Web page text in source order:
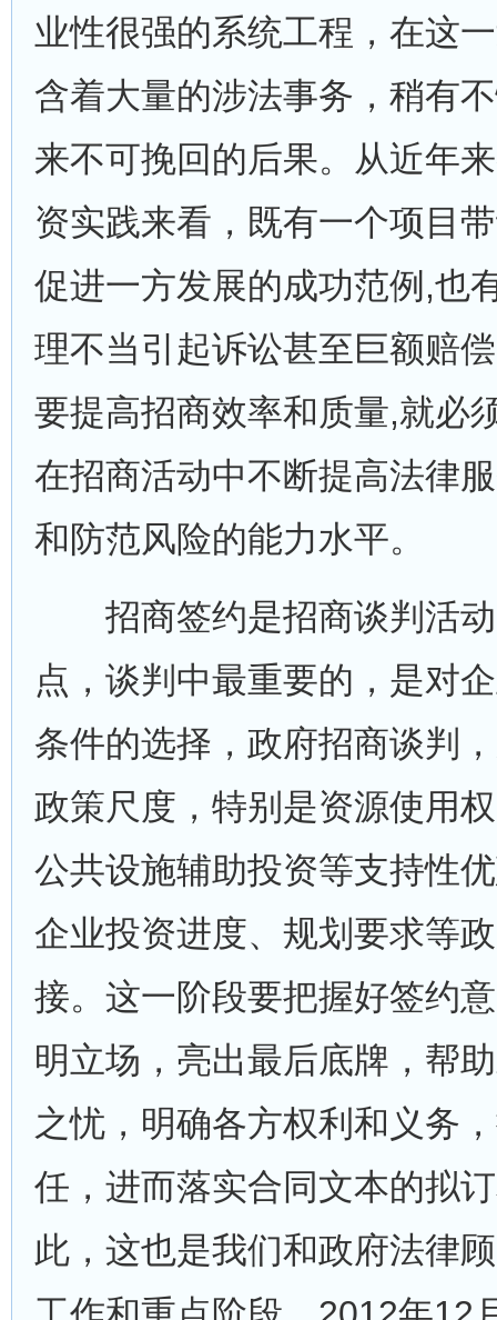
业性很强的系统工程，在这
含着大量的涉法事务，稍有
来不可挽回的后果。从近年
资实践来看，既有一个项目
促进一方发展的成功范例,也
理不当引起诉讼甚至巨额赔
要提高招商效率和质量,就必
在招商活动中不断提高法律
和防范风险的能力水平。
招商签约是招商谈判活动
点，谈判中最重要的，是对
条件的选择，政府招商谈判
政策尺度，特别是资源使用
公共设施辅助投资等支持性
企业投资进度、规划要求等
接。这一阶段要把握好签约
明立场，亮出最后底牌，帮
之忧，明确各方权利和义务
任，进而落实合同文本的拟
此，这也是我们和政府法律